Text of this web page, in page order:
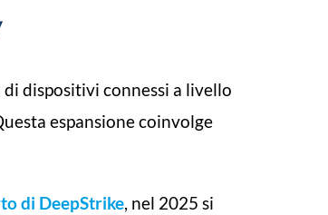
dispositivi connessi a livello
espansione coinvolge
di DeepStrike, nel 2025 si